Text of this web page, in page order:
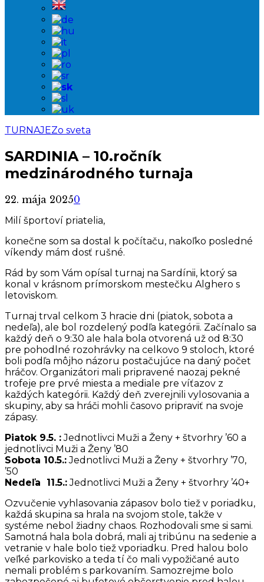
TURNAJEZo sveta
SARDINIA – 10.ročník
medzinárodného turnaja
22. mája 20250
Milí športoví priatelia,
konečne som sa dostal k počítaču, nakoľko posledné
víkendy mám dosť rušné.
Rád by som Vám opísal turnaj na Sardínii, ktorý sa
konal v krásnom prímorskom mestečku Alghero s
letoviskom.
Turnaj trval celkom 3 hracie dni (piatok, sobota a
nedeľa), ale bol rozdelený podľa kategórii. Začínalo sa
každý deň o 9:30 ale hala bola otvorená už od 8:30
pre pohodlné rozohrávky na celkovo 9 stoloch, ktoré
boli podľa môjho názoru postačujúce na daný počet
hráčov. Organizátori mali pripravené naozaj pekné
trofeje pre prvé miesta a mediale pre víťazov z
každých kategórii. Každý deň zverejnili vylosovania a
skupiny, aby sa hráči mohli časovo pripraviť na svoje
zápasy.
Piatok 9.5. :Jednotlivci Muži a Ženy + štvorhry ’60 a
jednotlivci Muži a Ženy ’80
Sobota 10.5.:Jednotlivci Muži a Ženy + štvorhry ’70,
’50
Nedeľa 11.5.:Jednotlivci Muži a Ženy + štvorhry ’40+
Ozvučenie vyhlasovania zápasov bolo tiež v poriadku,
každá skupina sa hrala na svojom stole, takže v
systéme nebol žiadny chaos. Rozhodovali sme si sami.
Samotná hala bola dobrá, mali aj tribúnu na sedenie a
vetranie v hale bolo tiež vporiadku. Pred halou bolo
veľké parkovisko a teda tí čo mali vypožičané auto
nemali problém s parkovaním. Samozrejme bolo